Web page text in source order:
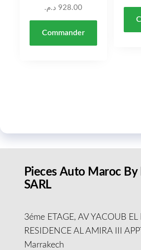
928.00 د.م.
Commander
Pieces Auto Maroc By
SARL
3éme ETAGE, AV YACOUB
RESIDENCE AL AMIRA III
Marrakech